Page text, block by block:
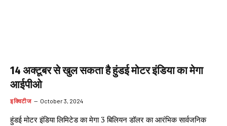
14 अक्टूबर से खुल सकता है हुंडई मोटर इंडिया का मेगा
आईपीओ
इक्विटीज October 3, 2024
हुंडई मोटर इंडिया लिमिटेड का मेगा 3 बिलियन डॉलर का आरंभिक सार्वजनिक